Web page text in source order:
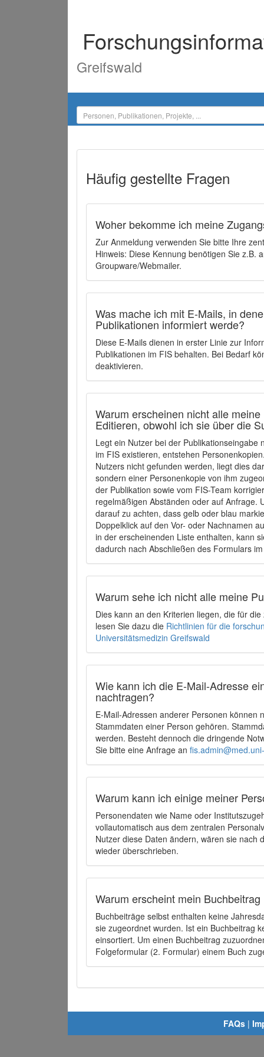
Greifswald
Häufig gestellte Fragen
Woher bekomme ich meine
Zur Anmeldung verwenden Sie bitte Ihre
Hinweis: Diese Kennung benötigen Sie z.B.
Groupware/Webmailer.
Was mache ich mit E-Mails, in
Publikationen informiert werde?
Diese E-Mails dienen in erster Linie zur
Publikationen im FIS behalten. Bei Bedarf
deaktivieren.
Warum erscheinen nicht alle
Editieren, obwohl ich sie über die
Legt ein Nutzer bei der
im FIS existieren, entstehen
Nutzers nicht gefunden werden, liegt dies
sondern einer Personenkopie von ihm
der Publikation sowie vom FIS-Team
regelmäßigen Abständen oder auf Anfrage.
darauf zu achten, dass gelb oder blau
Doppelklick auf den Vor- oder Nachnamen
in der erscheinenden Liste enthalten, kann
dadurch nach Abschließen des Formulars
Warum sehe ich nicht alle meine
Dies kann an den Kriterien liegen, die für
lesen Sie dazu die Richtlinien für die
Universitätsmedizin Greifswald
Wie kann ich die E-Mail-Adresse
nachtragen?
E-Mail-Adressen anderer Personen können
Stammdaten einer Person gehören.
werden. Besteht dennoch die dringende
Sie bitte eine Anfrage an
Warum kann ich einige meiner
Personendaten wie Name oder
vollautomatisch aus dem zentralen
Nutzer diese Daten ändern, wären sie
wieder überschrieben.
Warum erscheint mein
Buchbeiträge selbst enthalten keine
sie zugeordnet wurden. Ist ein Buchbeitrag
einsortiert. Um einen Buchbeitrag
Folgeformular (2. Formular) einem Buch
FAQs |